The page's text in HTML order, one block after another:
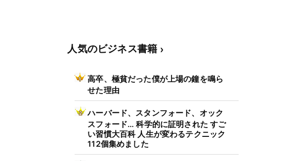
人気のビジネス書籍
高卒、極貧だった僕が上場の鐘を鳴ら
せた理由
ハーバード、スタンフォード、オック
スフォード… 科学的に証明された すご
い習慣大百科 人生が変わるテクニック
112個集めました